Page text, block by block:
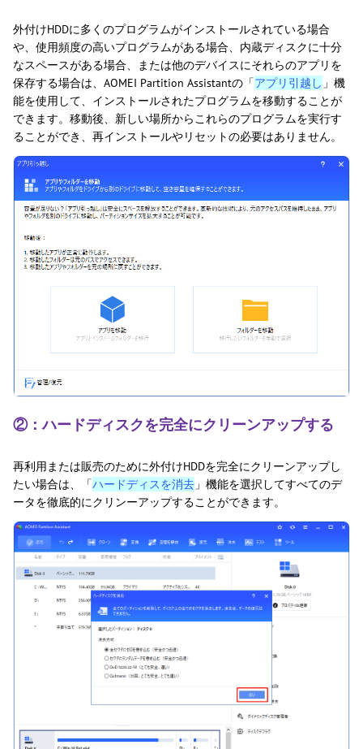
外付けHDDに多くのプログラムがインストールされている場合
や、使用頻度の高いプログラムがある場合、内蔵ディスクに十分
なスペースがある場合、または他のデバイスにそれらのアプリを
保存する場合は、AOMEI Partition Assistantの「アプリ引越し 」機
能を使用して、インストールされたプログラムを移動することが
できます。移動後、新しい場所からこれらのプログラムを実行す
ることができ、再インストールやリセットの必要はありません。
②：ハードディスクを完全にクリーンアップする
再利用または販売のために外付けHDDを完全にクリーンアップし
たい場合は、「ハードディスを消去 」機能を選択してすべてのデ
ータを徹底的にクリンーアップすることができます。